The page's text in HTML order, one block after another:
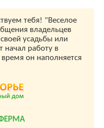
тебя! "Веселое
владельцев
усадьбы или
начал работу в
он наполняется